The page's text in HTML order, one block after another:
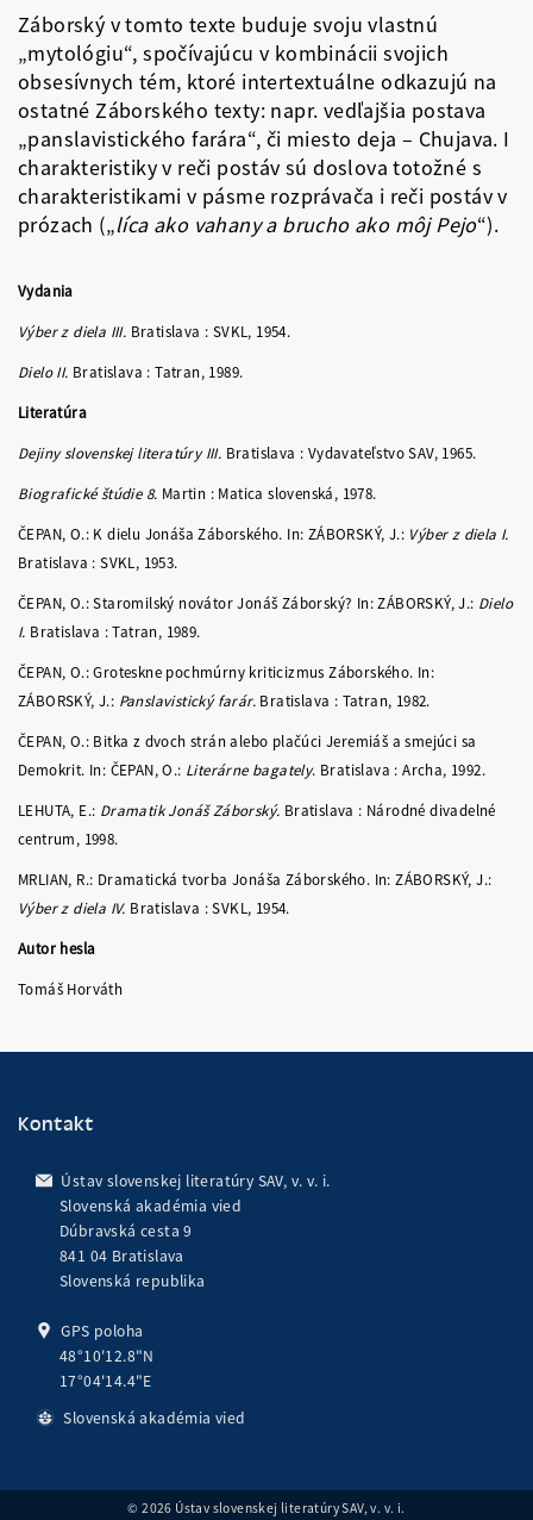
Záborský v tomto texte buduje svoju vlastnú
„mytológiu“, spočívajúcu v kombinácii svojich
obsesívnych tém, ktoré intertextuálne odkazujú na
ostatné Záborského texty: napr. vedľajšia postava
„panslavistického farára“, či miesto deja – Chujava. I
charakteristiky v reči postáv sú doslova totožné s
charakteristikami v pásme rozprávača i reči postáv v
prózach („líca ako vahany a brucho ako môj Pejo“).
Vydania
Výber z diela III. Bratislava : SVKL, 1954.
Dielo II. Bratislava : Tatran, 1989.
Literatúra
Dejiny slovenskej literatúry III. Bratislava : Vydavateľstvo SAV, 1965.
Biografické štúdie 8. Martin : Matica slovenská, 1978.
ČEPAN, O.: K dielu Jonáša Záborského. In: ZÁBORSKÝ, J.: Výber z diela I.
Bratislava : SVKL, 1953.
ČEPAN, O.: Staromilský novátor Jonáš Záborský? In: ZÁBORSKÝ, J.: Dielo
I. Bratislava : Tatran, 1989.
ČEPAN, O.: Groteskne pochmúrny kriticizmus Záborského. In:
ZÁBORSKÝ, J.: Panslavistický farár. Bratislava : Tatran, 1982.
ČEPAN, O.: Bitka z dvoch strán alebo plačúci Jeremiáš a smejúci sa
Demokrit. In: ČEPAN, O.: Literárne bagately. Bratislava : Archa, 1992.
LEHUTA, E.: Dramatik Jonáš Záborský. Bratislava : Národné divadelné
centrum, 1998.
MRLIAN, R.: Dramatická tvorba Jonáša Záborského. In: ZÁBORSKÝ, J.:
Výber z diela IV. Bratislava : SVKL, 1954.
Autor hesla
Tomáš Horváth
Kontakt
Ústav slovenskej literatúry SAV, v. v. i.
Slovenská akadémia vied
Dúbravská cesta 9
841 04 Bratislava
Slovenská republika
GPS poloha
48°10'12.8"N
17°04'14.4"E
Slovenská akadémia vied
© 2026 Ústav slovenskej literatúry SAV, v. v. i.